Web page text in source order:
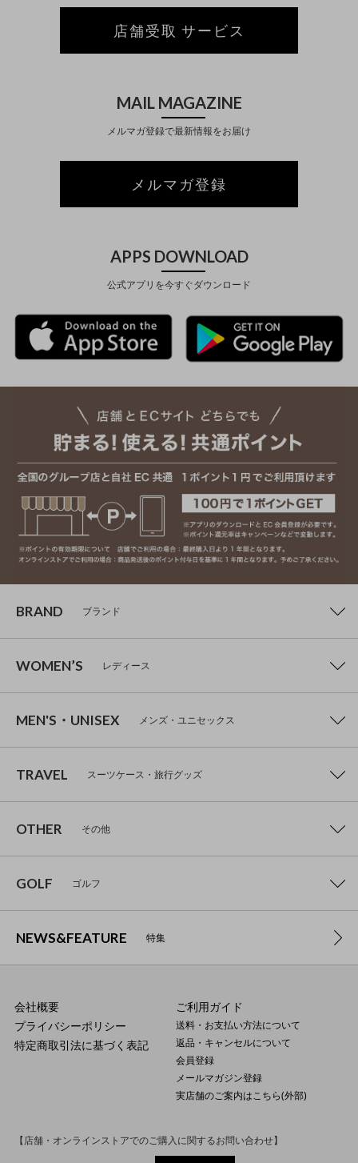
店舗受取 サービス
MAIL MAGAZINE
メルマガ登録で最新情報をお届け
メルマガ登録
APPS DOWNLOAD
公式アプリを今すぐダウンロード
BRAND ブランド
WOMEN’S レディース
MEN'S・UNISEX メンズ・ユニセックス
TRAVEL スーツケース・旅行グッズ
OTHER その他
GOLF ゴルフ
NEWS&FEATURE 特集
会社概要
プライバシーポリシー
特定商取引法に基づく表記
ご利用ガイド
送料・お支払い方法について
返品・キャンセルについて
会員登録
メールマガジン登録
実店舗のご案内はこちら(外部)
【店舗・オンラインストアでのご購入に関するお問い合わせ】